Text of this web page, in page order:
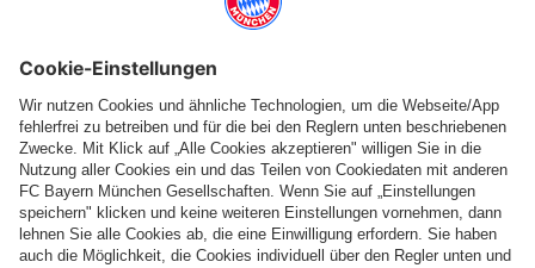
Jahreshauptversammlung 2025 des FC Bayern